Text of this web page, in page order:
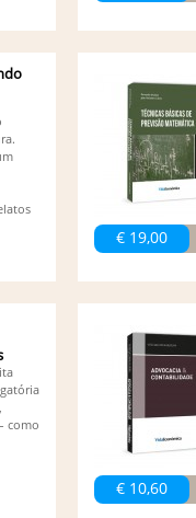
€ 19,00
como
€ 10,60